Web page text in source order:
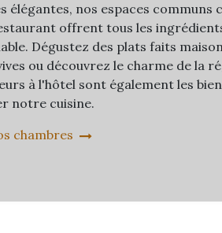
élégantes, nos espaces communs
offrent tous les
Dégustez des plats faits
ou découvrez le charme de la
à l'hôtel sont également les
notre cuisine.
chambres